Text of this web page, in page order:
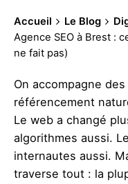
Accueil Le Blog
Agence SEO à Brest :
ne fait pas)
On accompagne
référencement
Le web a changé
algorithmes aussi.
internautes aussi.
traverse tout : la